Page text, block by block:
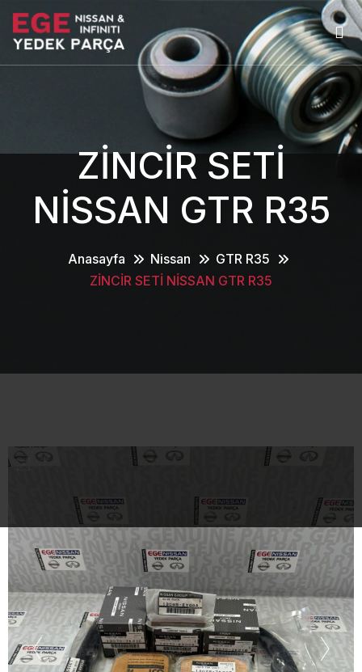
ZİNCİR SETİ
NİSSAN GTR R35
Anasayfa Nissan
GTR R35
ZİNCİR SETİ NİSSAN GTR R35